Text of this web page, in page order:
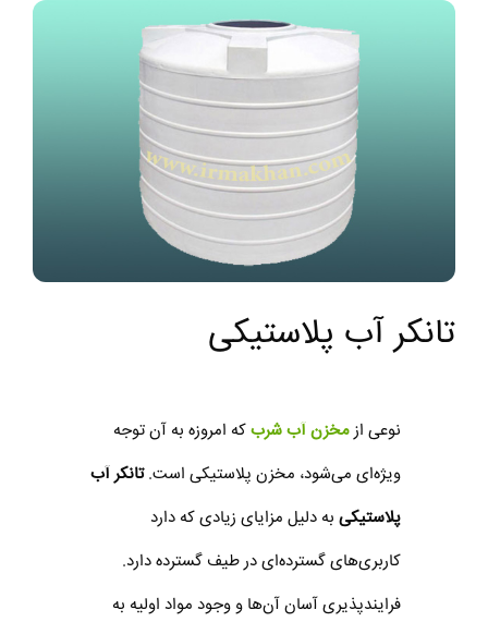
تانکر آب پلاستیکی
نوعی ازمخزن آب شربکه امروزه به آن توجه
ویژه‌ای می‌شود، مخزن پلاستیکی است.تانکر آب
پلاستیکی به دلیل مزایای زیادی که دارد
کاربری‌های گسترده‌ای در طیف گسترده دارد.
فرایندپذیری آسان آن‌ها و وجود مواد اولیه به